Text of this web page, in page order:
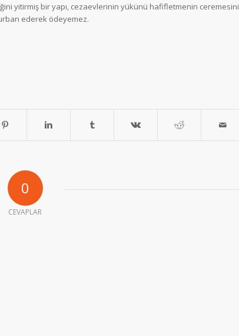
yitirmiş bir yapı, cezaevlerinin yükünü hafifletmenin ceremesini
ederek ödeyemez.
0
CEVAPLAR